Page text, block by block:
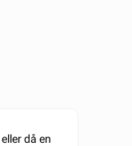
eller då en